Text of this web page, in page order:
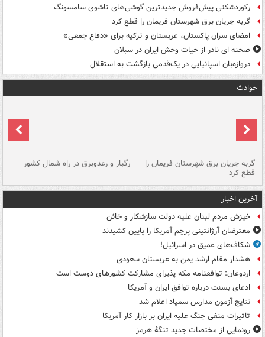
رکوردشکنی پیش‌فروش جدیدترین گوشی‌های تاشوی سامسونگ
گربه جریان برق شهرستان فریمان را قطع کرد
امضای سران پاکستان، عربستان و ترکیه برای «دفاع جمعی»
صحنه ای نادر از حیات وحش ایران در سبلان
دروازه‌بان اسپانیایی در یک‌قدمی بازگشت به استقلال
حوادث
گربه جریان برق شهرستان فریمان را
قطع کرد
رگبار و رعدوبرق در راه شمال کشور
آخرین اخبار
خیزش مردم لبنان علیه دولت سازشکار و خائن
معترضان آرژانتینی پرچم آمریکا را پایین کشیدند
شکاف‌های عمیق در اسرائیل!
هشدار مقام ارشد یمن به عربستان سعودی
اردوغان: توافقنامه مکه پذیرای مشارکت کشورهای دوست است
ادعای بسنت درباره توافق ایران و آمریکا
نتایج آزمون مدارس سمپاد اعلام شد
تاثیرات منفی جنگ علیه ایران بر بازار کار آمریکا
رونمایی از مختصات جدید تنگۀ هرمز